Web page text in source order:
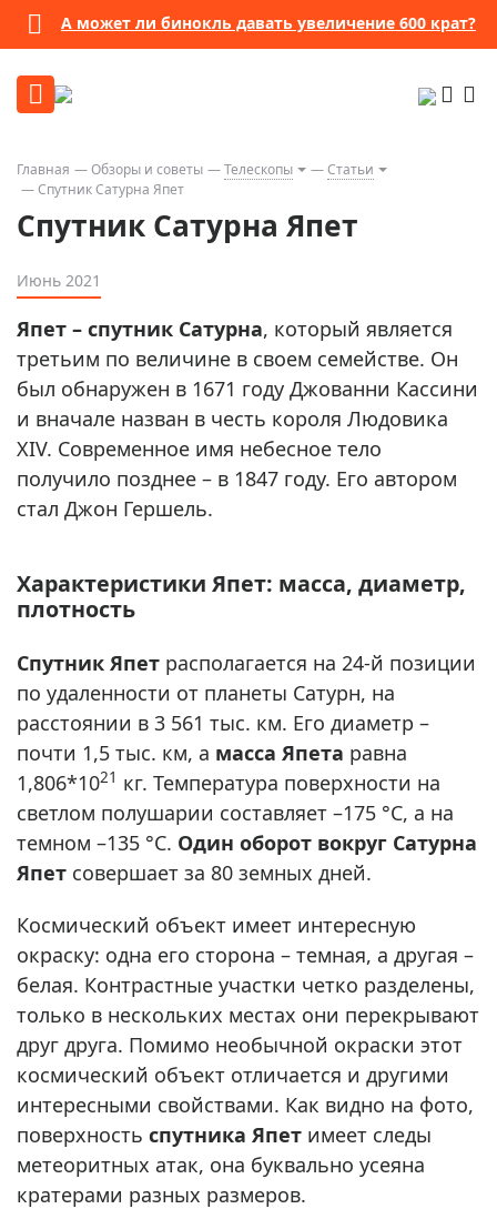
А может ли бинокль давать увеличение 600 крат?
Главная Обзоры и советы Телескопы
Статьи
Спутник Сатурна Япет
Спутник Сатурна Япет
Июнь 2021
Япет – спутник Сатурна, который является
третьим по величине в своем семействе. Он
был обнаружен в 1671 году Джованни Кассини
и вначале назван в честь короля Людовика
XIV. Современное имя небесное тело
получило позднее – в 1847 году. Его автором
стал Джон Гершель.
Характеристики Япет: масса, диаметр,
плотность
Спутник Япет располагается на 24-й позиции
по удаленности от планеты Сатурн, на
расстоянии в 3 561 тыс. км. Его диаметр –
почти 1,5 тыс. км, а масса Япета равна
1,806*1021 кг. Температура поверхности на
светлом полушарии составляет –175 °С, а на
темном –135 °С. Один оборот вокруг Сатурна
Япет совершает за 80 земных дней.
Космический объект имеет интересную
окраску: одна его сторона – темная, а другая –
белая. Контрастные участки четко разделены,
только в нескольких местах они перекрывают
друг друга. Помимо необычной окраски этот
космический объект отличается и другими
интересными свойствами. Как видно на фото,
поверхность спутника Япет имеет следы
метеоритных атак, она буквально усеяна
кратерами разных размеров.